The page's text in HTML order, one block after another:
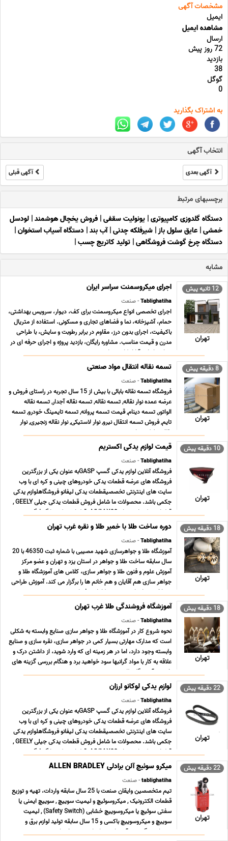
مشخصات آگهی
ایمیل
مشاهده ایمیل
ارسال
72 روز پیش
بازدید
38
گوگل
0
به اشتراک بگذارید
انتخاب آگهی
آگهی بعدی آگهی قبلی
برچسبهای مرتبط
دستگاه گلدوزی کامپیوتری| یونولیت سقفی| فروش یخچال هوشمند| لودسل
خمشی| عایق سلول باز| شیرفلکه چدنی|آب بند| دستگاه آسیاب استخوان|
دستگاه چرخ گوشت فروشگاهی| تولید کاتریج چسب|
مشابه
12 ثانیه پیش
تهران
اجرای میکروسمنت سراسر ایران
Tablighatiha- صنعت
اجرای تخصصی انواع میکروسمنت برای کف، دیوار، سرویس بهداشتی،
حمام، آشپزخانه، نما و فضاهای تجاری و مسکونی. استفاده از متریال
باکیفیت، اجرای بدون درز، مقاوم در برابر رطوبت و سایش، با طراحی
مدرن و قیمت مناسب. مشاوره رایگان، بازدید پروژه و اجرای حرفه ای در
سراسر ایران. آیا از کاشی های ... ...
8 دقیقه پیش
تهران
تسمه نقاله انتقال مواد صنعتی
Tablighatiha- صنعت
فروشگاه تسمه نقاله بابائی با بیش از 15 سال تجربه در راستای فروش و
عرضه عمده نوار نقاله, تسمه نقاله, تسمه نقاله آجدار, تسمه نقاله
الواتور, تسمه دینام, قیمت تسمه پروانه, تسمه تایمینگ خودرو, تسمه
تایم, فروش تسمه انتقال نیرو, نوار لاستیکی, نوار نقاله زنجیری, نوار
نقاله رولیکی, نوار ن ... ...
10 دقیقه پیش
تهران
قیمت لوازم یدکی اکستریم
Tablighatiha- صنعت
فروشگاه آنلاین لوازم یدکی گسپ GASPبه عنوان یکی از بزرگترین
فروشگاه های عرضه قطعات یدکی خودروهای چینی و کره ای با وب
سایت های اینترنتی تخصصیقطعات یدکی لیفانو فروشگاهلوازم یدکی
جکمی باشد. محصولات ما شامل فروش قطعات یدکی جیلی GEELY ,
قطعات یدکی ام وی ام MVM X33 , قطعات یدکی دانگ فنگ ... ...
18 دقیقه پیش
تهران
دوره ساخت طلا با خمیر طلا و نقره غرب تهران
Tablighatiha- صنعت
آموزشگاه طلا و جواهرسازی شهید مصیبی با شماره ثبت 46350 با 20
سال سابقه ساخت طلا و جواهر در استان یزد و تهران و عضو مرکز
آموزش علوم و فنون طلا و جواهر سازى، کلاس هاى آموزشگاه طلا و
جواهر سازى هم آقایان و هم خانم ها را برگزار می کند. آموزش طراحى
و ساخت جواهرات به صورت کاملا حرفه اى ... ...
18 دقیقه پیش
تهران
آموزشگاه فروشندگی طلا غرب تهران
Tablighatiha- صنعت
نحوه شروع کار در آموزشگاه طلا و جواهر سازی صنایع وابسته به شکلی
است که مدارک مهارتی بسیار کمی در جواهر سازی، نقره سازی و صنایع
وابسته وجود دارد، اما در هر زمینه ای که وارد شوید، از داشتن درک و
علاقه به کار با مواد گرانبها سود خواهید برد و هنگام بررسی گزینه های
خود در آموزشگاه طلا ... ...
22 دقیقه پیش
تهران
لوازم یدکی لوکانو ارزان
Tablighatiha- صنعت
فروشگاه آنلاین لوازم یدکی گسپ GASPبه عنوان یکی از بزرگترین
فروشگاه های عرضه قطعات یدکی خودروهای چینی و کره ای با وب
سایت های اینترنتی تخصصیقطعات یدکی لیفانو فروشگاهلوازم یدکی
جکمی باشد. محصولات ما شامل فروش قطعات یدکی جیلی GEELY ,
قطعات یدکی ام وی ام MVM X33 , قطعات یدکی دانگ فنگ ... ...
22 دقیقه پیش
تهران
میکرو سوئیچ آلن برادلی ALLEN BRADLEY
tablighatiha- صنعت
تیم متخصصین وایقان صنعت با 25 سال سابقه واردات، تهیه و توزیع
قطعات الکترونیک , میکروسوئیچ و لیمیت سوییچ , سوییچ ایمنی یا
سفتی سوئیچ یا میکروسوییچ خشابی (Safety Switch) , لیمیت
سوییچ و میکروسوییچ باکسی و 15 سال سابقه تولید لوازم برق و
روشنایی ، گرد هم آمده است تا جامع ترین خدمات ت ... ...